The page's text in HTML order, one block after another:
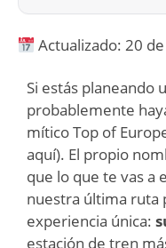
Actualizado: 20
Si estás planeando
probablemente
mítico Top of
aquí). El propio
que lo que te vas a
nuestra última ruta
experiencia única:
estación de tren